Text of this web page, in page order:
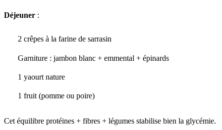
Déjeuner :
2 crêpes à la farine de sarrasin
Garniture : jambon blanc + emmental + épinards
1 yaourt nature
1 fruit (pomme ou poire)
Cet équilibre protéines + fibres + légumes stabilise bien la glycémie.